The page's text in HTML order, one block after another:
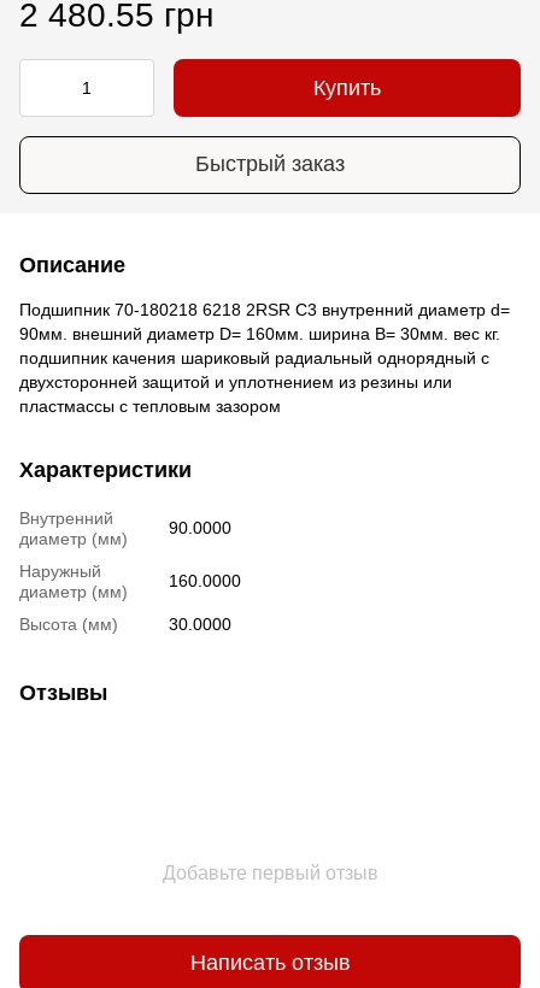
2 480.55 грн
Купить
Быстрый заказ
Описание
Подшипник 70-180218 6218 2RSR C3 внутренний диаметр d=
90мм. внешний диаметр D= 160мм. ширина B= 30мм. вес кг.
подшипник качения шариковый радиальный однорядный с
двухсторонней защитой и уплотнением из резины или
пластмассы с тепловым зазором
Характеристики
Внутренний
диаметр (мм)
90.0000
Наружный
диаметр (мм)
160.0000
Высота (мм) 30.0000
Отзывы
Добавьте первый отзыв
Написать отзыв